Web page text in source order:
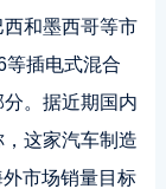
和墨西哥等市
插电式混合
。据近期国内
这家汽车制造
市场销量目标